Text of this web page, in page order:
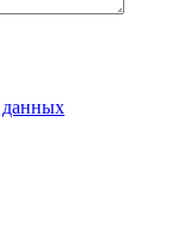
данных